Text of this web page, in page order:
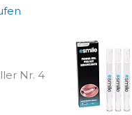
Nr. 4